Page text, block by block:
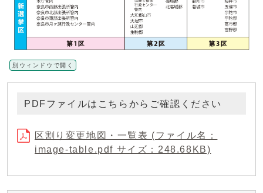
別ウィンドウで開く
PDFファイルはこちらからご確認ください
区割り変更地図・一覧表 (ファイル名：
image-table.pdf サイズ：248.68KB)